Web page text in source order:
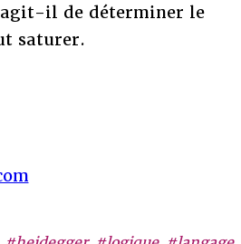
il de déterminer le
saturer.